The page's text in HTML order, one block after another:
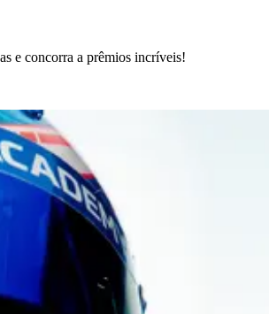
e concorra a prêmios incríveis!